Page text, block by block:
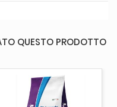
QUESTO PRODOTTO